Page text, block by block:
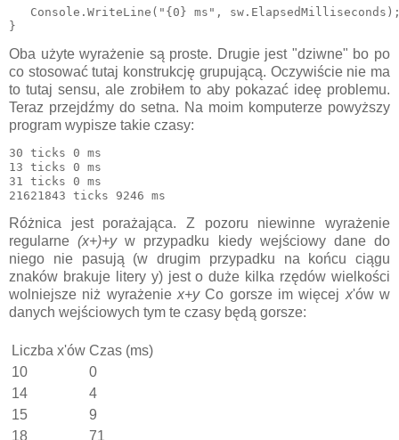
Console.WriteLine("{0} ms",
Oba użyte wyrażenie są proste. Drugie jest "dziwne" bo po
co stosować tutaj konstrukcję grupującą. Oczywiście nie ma
to tutaj sensu, ale zrobiłem to aby pokazać ideę problemu.
Teraz przejdźmy do setna. Na moim komputerze powyższy
program wypisze takie czasy:
30 ticks 0 ms
13 ticks 0 ms
31 ticks 0 ms
Różnica jest porażająca. Z pozoru niewinne wyrażenie
regularne(x+)+yw przypadku kiedy wejściowy dane do
niego nie pasują (w drugim przypadku na końcu ciągu
znaków brakuje litery y) jest o duże kilka rzędów wielkości
wolniejsze niż wyrażenie x+yCo gorsze im więcej x'ów w
danych wejściowych tym te czasy będą gorsze:
Liczba x'ów Czas (ms)
10
0
14
4
15
9
18
71